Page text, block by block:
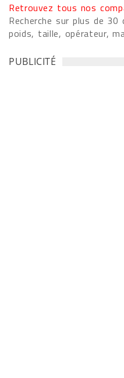
Retrouvez tous nos
Recherche sur plus de
poids, taille, opérateur,
PUBLICITÉ